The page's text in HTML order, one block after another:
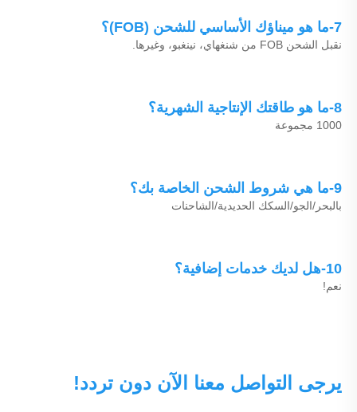
7-ما هو ميناؤك الأساسي للشحن (FOB)؟
نقبل الشحن FOB من شنغهاي، نينغبو، وغيرها.
8-ما هو طاقتك الإنتاجية الشهرية؟
1000 مجموعة
9-ما هي شروط الشحن الخاصة بك؟
بالبحر/الجو/السكك الحديدية/الشاحنات
10-هل لديك خدمات إضافية؟
نعم!
يرجى التواصل معنا الآن دون تردد!